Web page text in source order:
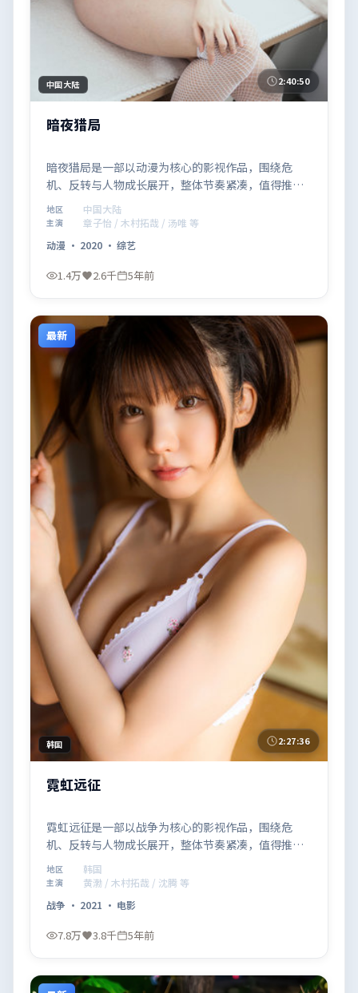
中国大陆 2:40:50
暗夜猎局
暗夜猎局是一部以动漫为核心的影视作品，围绕危
机、反转与人物成长展开，整体节奏紧凑，值得推荐
观看。
地区 中国大陆
主演
章子怡 / 木村拓哉 / 汤唯 等
动漫 · 2020 · 综艺
1.4万 2.6千 5年前
最新
韩国 2:27:36
霓虹远征
霓虹远征是一部以战争为核心的影视作品，围绕危
机、反转与人物成长展开，整体节奏紧凑，值得推荐
观看。
地区 韩国
主演
黄渤 / 木村拓哉 / 沈腾 等
战争 · 2021 · 电影
7.8万 3.8千 5年前